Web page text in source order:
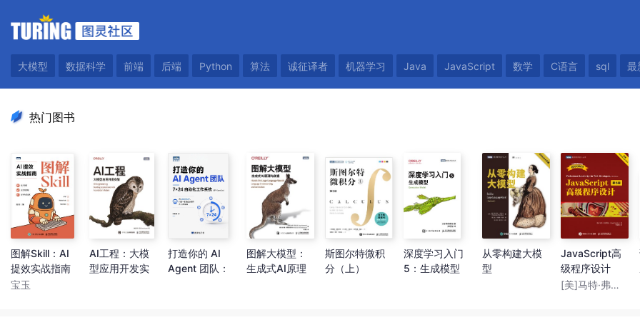
大模型 数据科学 前端 后端 Python 算法 诚征译者 机器学习 Java JavaScript 数学 C语言 sql 最
热门图书
图解Skill：AI
提效实战指南
宝玉
AI工程：大模
型应用开发实
打造你的 AI
Agent 团队：
图解大模型：
生成式AI原理
斯图尔特微积
分（上）
深度学习入门
5：生成模型
从零构建大模
型
JavaScript高
级程序设计
（第5版） [美]马特·弗里斯比（Matt Frisbie）